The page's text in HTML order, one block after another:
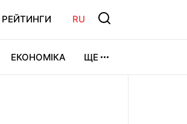
РЕЙТИНГИ RU
ЕКОНОМІКА ЩЕ